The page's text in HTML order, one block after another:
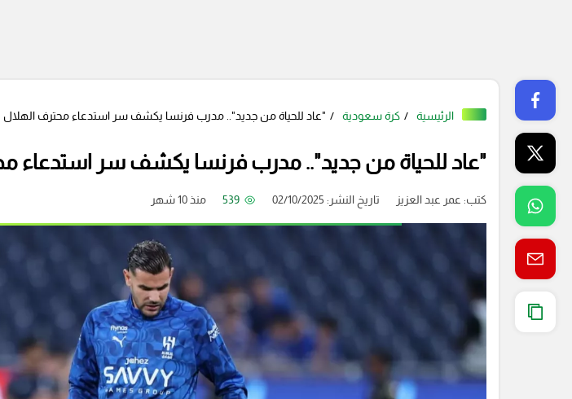
الرئيسية كرة سعودية "عاد للحياة من جديد".. مدرب فرنسا يكشف سر استدعاء محترف الهلال
"عاد للحياة من جديد".. مدرب فرنسا يكشف سر استدعاء
كتب: عمر عبد العزيز تاريخ النشر: 02/10/2025 539 منذ 10 شهر